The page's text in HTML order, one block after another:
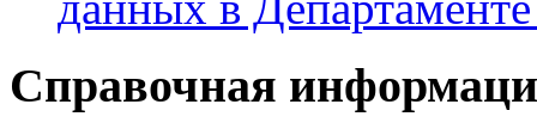
Справочная